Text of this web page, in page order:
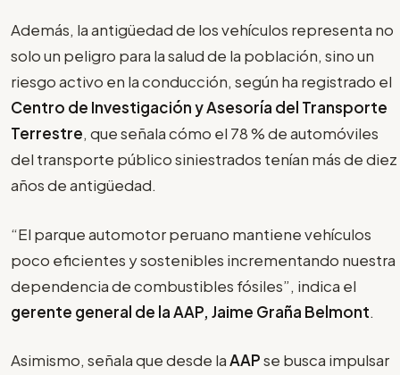
Además, la antigüedad de los vehículos representa no
solo un peligro para la salud de la población, sino un
riesgo activo en la conducción, según ha registrado el
Centro de Investigación y Asesoría del Transporte
Terrestre, que señala cómo el 78 % de automóviles
del transporte público siniestrados tenían más de diez
años de antigüedad.
“El parque automotor peruano mantiene vehículos
poco eficientes y sostenibles incrementando nuestra
dependencia de combustibles fósiles”, indica el
gerente general de la AAP, Jaime Graña Belmont.
Asimismo, señala que desde laAAPse busca impulsar